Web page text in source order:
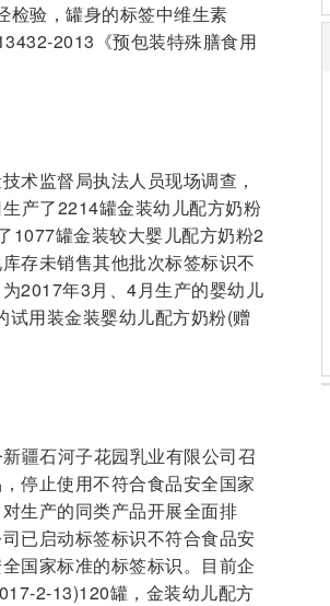
检验，罐身的标签中维生素
2013《预包装特殊膳食用
术监督局执法人员现场调查，
产了2214罐金装幼儿配方奶粉
1077罐金装较大婴儿配方奶粉2
存未销售其他批次标签标识不
2017年3月、4月生产的婴幼儿
用装金装婴幼儿配方奶粉(赠
疆石河子花园乳业有限公司召
停止使用不符合食品安全国家
生产的同类产品开展全面排
已启动标签标识不符合食品安
国家标准的标签标识。目前企
2-13)120罐，金装幼儿配方